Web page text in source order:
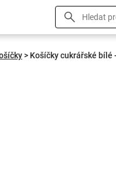
> Košíčky cukrářské bílé